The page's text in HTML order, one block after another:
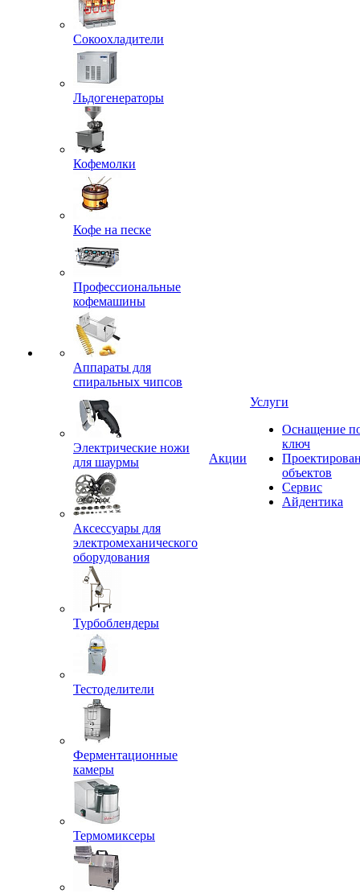
Сокоохладители
Льдогенераторы
Кофемолки
Кофе на песке
Профессиональные
кофемашины
Аппараты для
спиральных чипсов
Электрические ножи
для шаурмы
Аксессуары для
электромеханического
оборудования
Турбоблендеры
Тестоделители
Ферментационные
камеры
Термомиксеры
Акции
Услуги
Оснащение
ключ
объектов
Сервис
Айдентика